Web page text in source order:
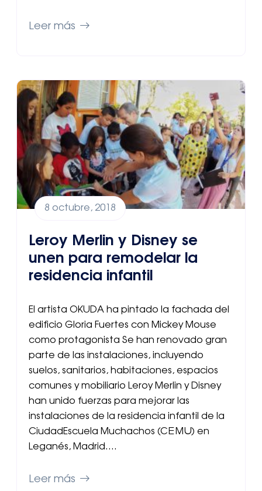
Leer más
8 octubre, 2018
Leroy Merlin y Disney se
unen para remodelar la
residencia infantil
El artista OKUDA ha pintado la fachada del
edificio Gloria Fuertes con Mickey Mouse
como protagonista Se han renovado gran
parte de las instalaciones, incluyendo
suelos, sanitarios, habitaciones, espacios
comunes y mobiliario Leroy Merlin y Disney
han unido fuerzas para mejorar las
instalaciones de la residencia infantil de la
CiudadEscuela Muchachos (CEMU) en
Leganés, Madrid….
Leer más